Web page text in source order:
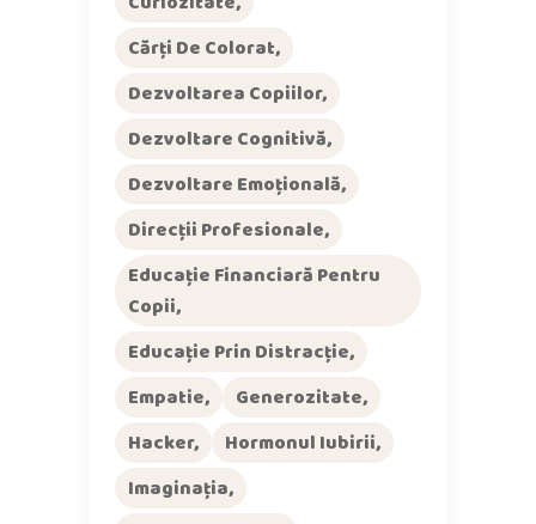
Cărți De Colorat
Dezvoltarea Copiilor
Dezvoltare Cognitivă
Dezvoltare Emoțională
Direcții Profesionale
Educație Financiară Pentru
Copii
Educație Prin Distracție
Empatie
Generozitate
Hacker
Hormonul Iubirii
Imaginația